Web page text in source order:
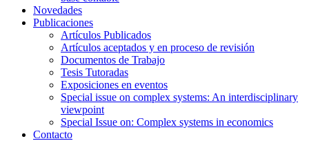
Novedades
Publicaciones
Artículos Publicados
Artículos aceptados y en proceso de revisión
Documentos de Trabajo
Tesis Tutoradas
Exposiciones en eventos
Special issue on complex systems: An interdisciplinary
viewpoint
Special Issue on: Complex systems in economics
Contacto